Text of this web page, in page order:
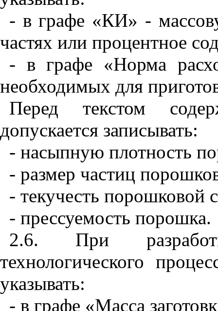
- в графе «КИ» -
частях или процентное
- в графе «Норма
необходимых для
Перед текстом
допускается записывать:
- насыпную плотность
- размер частиц
- текучесть порошковой
- прессуемость порошка.
2.6. При
технологического
указывать:
- в графе «Масса